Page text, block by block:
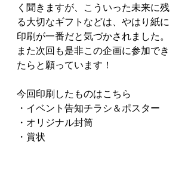
く聞きますが、こういった未来に残
る大切なギフトなどは、やはり紙に
印刷が一番だと気づかされました。
また次回も是非この企画に参加でき
たらと願っています！
今回印刷したものはこちら
・イベント告知チラシ＆ポスター
・オリジナル封筒
・賞状